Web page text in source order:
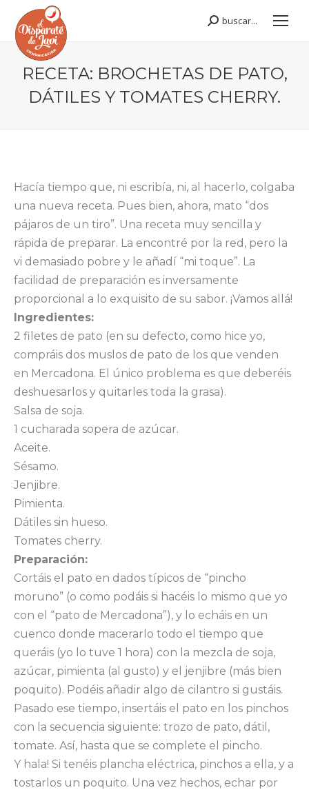
Buscar:
buscar...
RECETA: BROCHETAS DE PATO,
DÁTILES Y TOMATES CHERRY.
Hacía tiempo que, ni escribía, ni, al hacerlo, colgaba
una nueva receta. Pues bien, ahora, mato “dos
pájaros de un tiro”. Una receta muy sencilla y
rápida de preparar. La encontré por la red, pero la
vi demasiado pobre y le añadí “mi toque”. La
facilidad de preparación es inversamente
proporcional a lo exquisito de su sabor. ¡Vamos allá!
Ingredientes:
2 filetes de pato (en su defecto, como hice yo,
compráis dos muslos de pato de los que venden
en Mercadona. El único problema es que deberéis
deshuesarlos y quitarles toda la grasa).
Salsa de soja.
1 cucharada sopera de azúcar.
Aceite.
Sésamo.
Jenjibre.
Pimienta.
Dátiles sin hueso.
Tomates cherry.
Preparación:
Cortáis el pato en dados típicos de “pincho
moruno” (o como podáis si hacéis lo mismo que yo
con el “pato de Mercadona”), y lo echáis en un
cuenco donde macerarlo todo el tiempo que
queráis (yo lo tuve 1 hora) con la mezcla de soja,
azúcar, pimienta (al gusto) y el jenjibre (más bien
poquito). Podéis añadir algo de cilantro si gustáis.
Pasado ese tiempo, insertáis el pato en los pinchos
con la secuencia siguiente: trozo de pato, dátil,
tomate. Así, hasta que se complete el pincho.
Y hala! Si tenéis plancha eléctrica, pinchos a ella, y a
tostarlos un poquito. Una vez hechos, echar por